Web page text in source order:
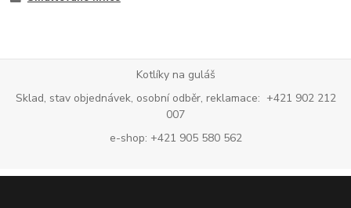
Kotlíky na guláš
Sklad, stav objednávek, osobní odběr, reklamace: +421 902 212
007
e-shop: +421 905 580 562